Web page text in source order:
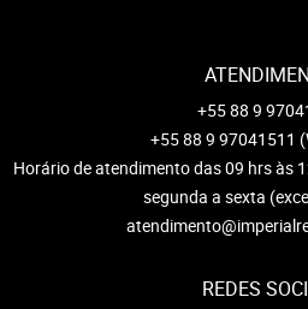
+55 88 9
+55 88 9 97041511
Horário de atendimento das 09 hrs às
segunda a sexta
REDES